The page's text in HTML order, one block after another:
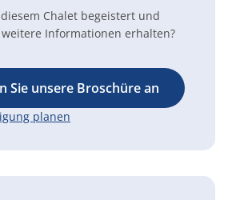
Chalet begeistert und
Informationen erhalten?
Sie unsere Broschüre an
planen